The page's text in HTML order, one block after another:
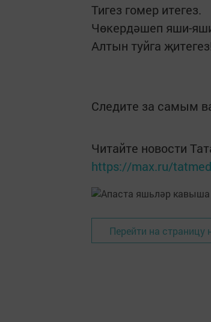
Тигез гомер итегез.
Чөкердәшеп яши-
Алтын туйга
Следите за самым
Читайте новости
https://max.ru/
Перейти на страницу